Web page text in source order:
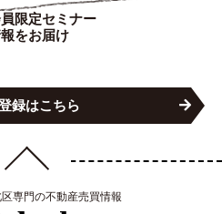
限定セミナー
をお届け
録はこちら
専門の不動産売買情報